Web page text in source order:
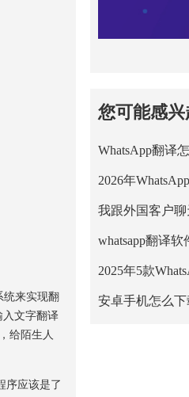
来实现翻
入文字翻译
给陌生人
序应该是了
您可能感兴
2026年
whatsapp翻译软